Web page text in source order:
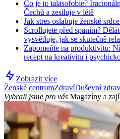
Co je to talasofobie?
Čechů a zesiluje v létě
Jak stres oslabuje ženské
Scrollujete před spaním?
vysvětluje, jak se skutečně
Zapomeňte na produktivitu:
recept na kreativitu i
Zobrazit více
Ženské centrumZdravíDuševní
Vybrali jsme pro vás Magazíny a